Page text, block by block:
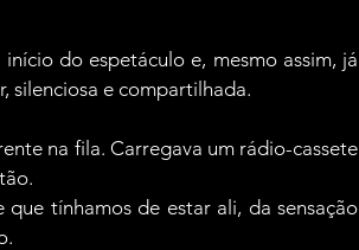
do espetáculo e, mesmo assim, já
silenciosa e compartilhada.
na fila. Carregava um rádio-cassete
tínhamos de estar ali, da sensação